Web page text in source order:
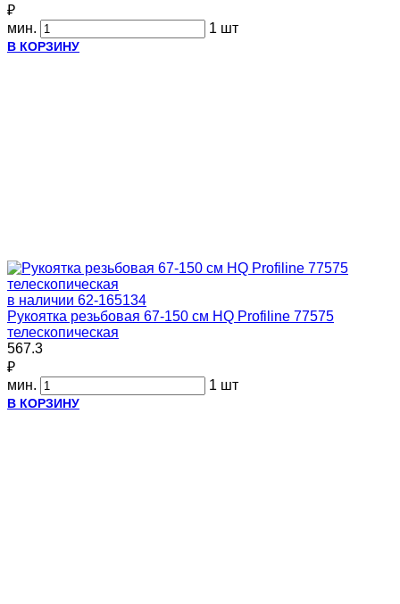
₽
мин.
1 шт
В КОРЗИНУ
в наличии 62-165134
Рукоятка резьбовая 67-150 см HQ Profiline 77575
телескопическая
567.3
₽
мин.
1 шт
В КОРЗИНУ